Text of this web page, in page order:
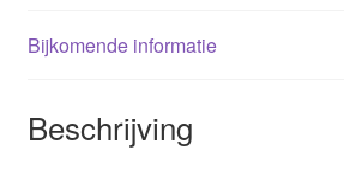
Bijkomende informatie
Beschrijving